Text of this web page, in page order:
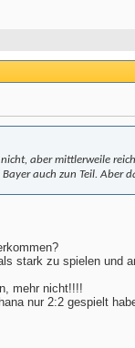
aber mittlerweile
auch zun Teil. Aber
stark zu spielen und
mehr nicht!!!!
nur 2:2 gespielt